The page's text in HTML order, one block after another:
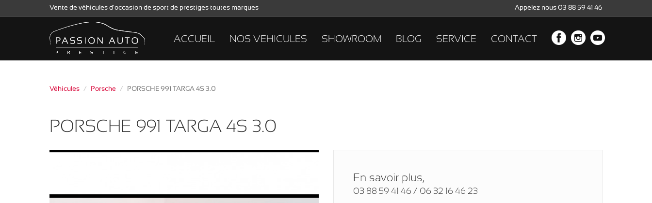
Vente de véhicules d'occasion de sport de prestiges toutes marques Appelez nous 03 88 59 41 46
ACCUEIL NOS VEHICULES SHOWROOM BLOG SERVICE CONTACT
Véhicules Porsche PORSCHE 991 TARGA 4S 3.0
PORSCHE 991 TARGA 4S 3.0
En savoir plus,
03 88 59 41 46 / 06 32 16 46 23